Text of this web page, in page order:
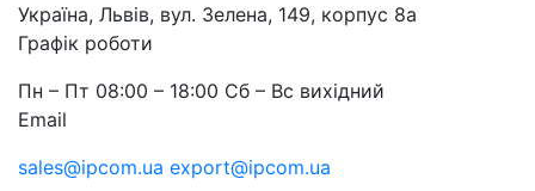
Україна, Львів, вул. Зелена, 149, корпус 8а
Графік роботи
Пн – Пт 08:00 – 18:00 Сб – Вс вихідний
Email
sales@ipcom.ua export@ipcom.ua